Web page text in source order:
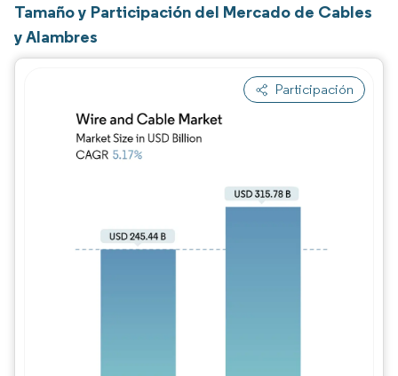
Tamaño y Participación del Mercado de Cables
y Alambres
Participación